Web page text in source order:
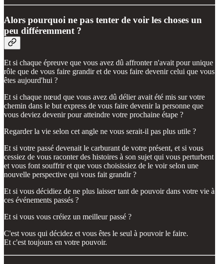
Alors pourquoi ne pas tenter de voir les choses un
peu différemment ?
Et si chaque épreuve que vous avez dû affronter n'avait pour unique
rôle que de vous faire grandir et de vous faire devenir celui que vous
êtes aujourd'hui ?
Et si chaque nœud que vous avez dû délier avait été mis sur votre
chemin dans le but express de vous faire devenir la personne que
vous deviez devenir pour atteindre votre prochaine étape ?
Regarder la vie selon cet angle ne vous serait-il pas plus utile ?
Et si votre passé devenait le carburant de votre présent, et si vous
cessiez de vous raconter des histoires à son sujet qui vous perturbent
et vous font souffrir et que vous choisissiez de le voir selon une
nouvelle perspective qui vous fait grandir ?
Et si vous décidiez de ne plus laisser tant de pouvoir dans votre vie à
ces événements passés ?
Et si vous vous créiez un meilleur passé ?
C'est vous qui décidez et vous êtes le seul à pouvoir le faire.
Et c'est toujours en votre pouvoir.